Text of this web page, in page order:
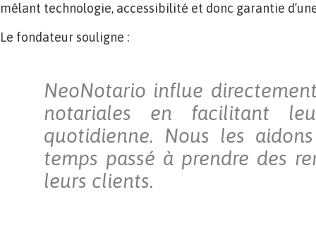
mêlant technologie, accessibilité et donc garantie
Le fondateur souligne :
NeoNotario influe
notariales en facilitant
quotidienne. Nous les
temps passé à prendre des
leurs clients.